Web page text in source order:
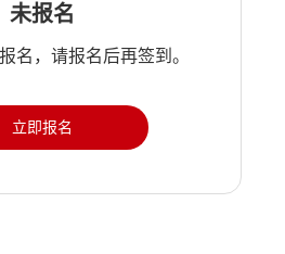
未报名
名，请报名后再签到。
立即报名